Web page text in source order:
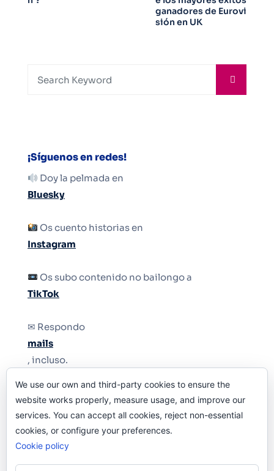
ganadores de Eurovi
sión en UK
¡Síguenos en redes!
Doy la pelmada en
Bluesky
Os cuento historias en
Instagram
Os subo contenido no bailongo a
TikTok
✉ Respondo
mails
, incluso.
Y si una persona no puede tener teléfono, que
le quiten el teléfono.
We use our own and third-party cookies to ensure the
website works properly, measure usage, and improve our
services. You can accept all cookies, reject non-essential
cookies, or configure your preferences.
Cookie policy